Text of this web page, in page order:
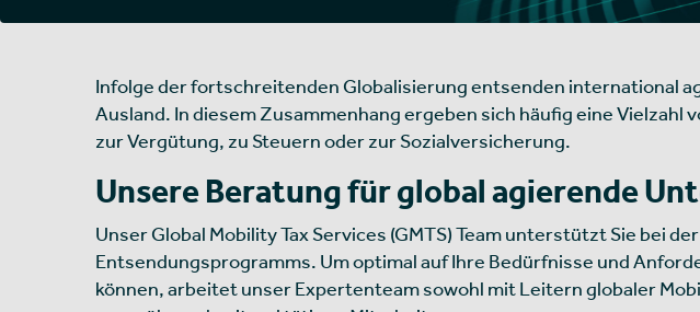
Infolge der fortschreitenden Globalisierung entsenden international
Ausland. In diesem Zusammenhang ergeben sich häufig eine
zur Vergütung, zu Steuern oder zur Sozialversicherung.
Unsere Beratung für global agierende
Unser Global Mobility Tax Services (GMTS) Team unterstützt Sie bei
Entsendungsprogramms. Um optimal auf Ihre Bedürfnisse und
können, arbeitet unser Expertenteam sowohl mit Leitern globaler